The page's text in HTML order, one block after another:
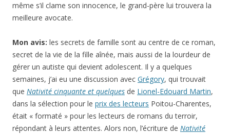
même s’il clame son innocence, le grand-père lui trouvera la
meilleure avocate.
Mon avis: les secrets de famille sont au centre de ce roman,
secret de la vie de la fille aînée, mais aussi de la lourdeur de
gérer un autiste qui devient adolescent. Il y a quelques
semaines, j’ai eu une discussion avec Grégory, qui trouvait
que Nativité cinquante et quelques de Lionel-Edouard Martin,
dans la sélection pour le prix des lecteurs Poitou-Charentes,
était « formaté » pour les lecteurs de romans du terroir,
répondant à leurs attentes. Alors non, l’écriture de Nativité